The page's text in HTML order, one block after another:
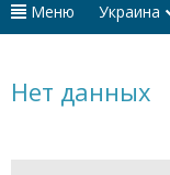
Меню Украина
Нет данных